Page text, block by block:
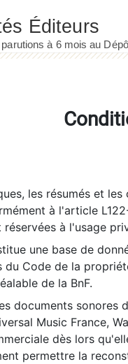
les résumés et
à l'article
à l'usage
une base de
du Code de la
de la BnF.
documents sonores
Music France,
dès lors
permettre la